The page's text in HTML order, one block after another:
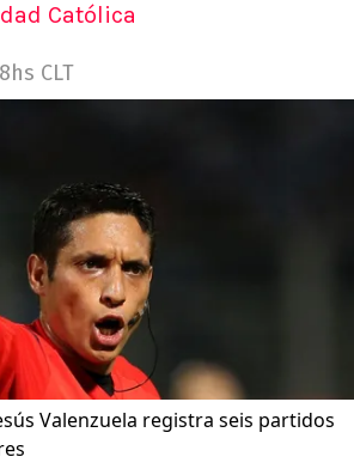
Católica
CLT
Valenzuela registra seis partidos